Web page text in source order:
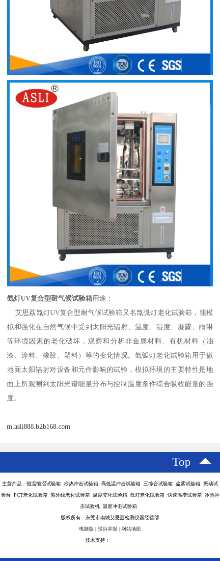
氙灯UV复合型耐气候试验箱用途：
艾思荔氙灯UV复合型耐气候试验箱 又名氙弧灯老化试验箱，能模
拟和强化在自然气候中受到太阳光辐射、温度、湿度、凝露、雨淋
等环境因素的老化破坏，观察和分析非金属材料、有机材料（油
漆、涂料、橡胶、塑料）等的变化情况。 氙弧灯老化试验箱 用于做
地面太阳辐射对设备和元件影响的试验，模拟环境的主要特性是地
面上所观测到太阳光谱能量分布与控制温度条件综合吸收能量的强
度。
m.asli888.b2b168.com
Top
主营产品：恒温恒湿试验箱 冷热冲击试验箱 高低温冲击试验箱 三综合试验箱 盐雾试验箱 振动试
验台 PCT老化试验箱 紫外线老化试验箱 温度变化试验箱 氙灯老化试验箱 快速温变试验箱 冷热冲
击试验机 温度冲击试验箱
版权所有：东莞市南城艾思荔检测仪器经营部
电脑版 | 投诉举报 | 网站地图
技术支持：